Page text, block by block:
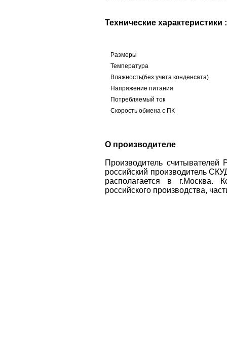
Технические характеристики :
Размеры
Температура
Влажность(без учета конденсата)
Напряжение питания
Потребляемый ток
Скорость обмена с ПК
О производителе
Производитель
российский производитель
располагается в г.Москва.
российского производства,